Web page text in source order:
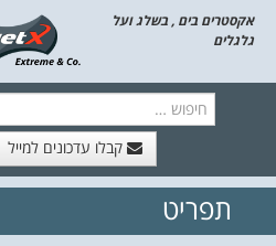
אקסטרים בים , בשלג ועל
גלגלים
קבלו עדכונים למייל
// הצטרף
תפריט